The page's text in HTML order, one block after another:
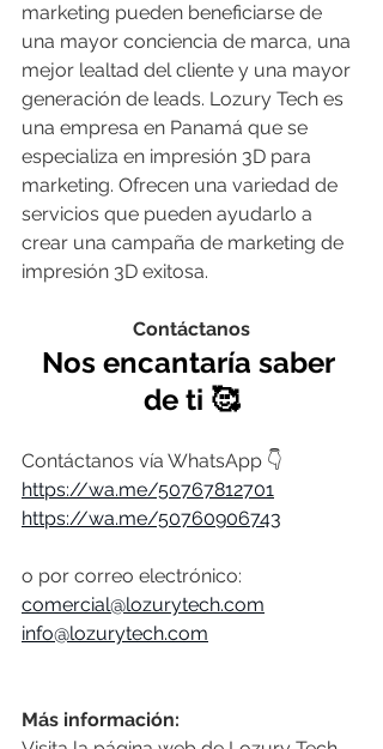
marketing pueden beneficiarse de
una mayor conciencia de marca, una
mejor lealtad del cliente y una mayor
generación de leads. Lozury Tech es
una empresa en Panamá que se
especializa en impresión 3D para
marketing. Ofrecen una variedad de
servicios que pueden ayudarlo a
crear una campaña de marketing de
impresión 3D exitosa.
Contáctanos
Nos encantaría saber
de ti 🥰
Contáctanos vía WhatsApp 👇
https://wa.me/50767812701
https://wa.me/50760906743
o por correo electrónico:
comercial@lozurytech.com
info@lozurytech.com
Más información: